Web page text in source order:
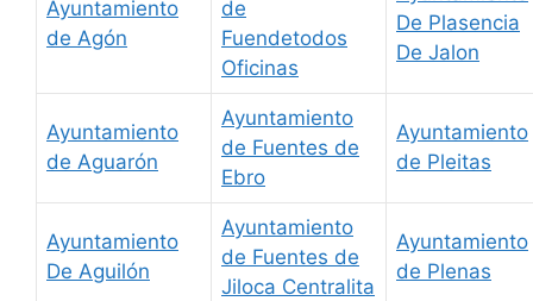
Ayuntamiento
de Agón
de
Fuendetodos
Oficinas
De Plasencia
De Jalon
Ayuntamiento
de Aguarón
Ayuntamiento
de Fuentes de
Ebro
Ayuntamiento
de Pleitas
Ayuntamiento
De Aguilón
Ayuntamiento
de Fuentes de
Jiloca Centralita
Ayuntamiento
de Plenas